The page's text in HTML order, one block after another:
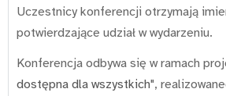
Uczestnicy konferencji otrzymają
potwierdzające udział w wydarzeniu.
Konferencja odbywa się w ramach
dostępna dla wszystkich",